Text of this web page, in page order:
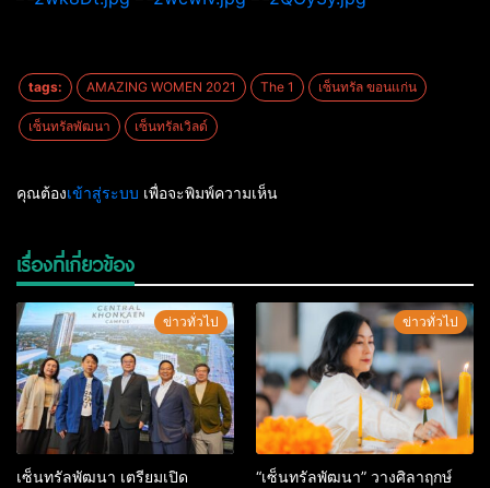
tags: AMAZING WOMEN 2021 The 1 เซ็นทรัล ขอนแก่น
เซ็นทรัลพัฒนา เซ็นทรัลเวิลด์
คุณต้องเข้าสู่ระบบ เพื่อจะพิมพ์ความเห็น
เรื่องที่เกี่ยวข้อง
ข่าวทั่วไป
เซ็นทรัลพัฒนา เตรียมเปิด
ข่าวทั่วไป
“เซ็นทรัลพัฒนา” วางศิลาฤกษ์